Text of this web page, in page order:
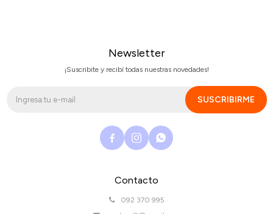
Contacto
092 370 995
Newsletter
¡Suscribite y recibí todas nuestras novedades!
SUSCRIBIRME
  